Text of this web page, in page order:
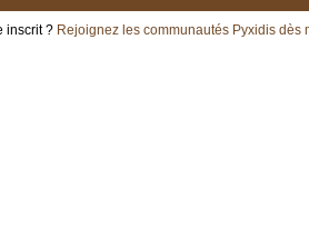
inscrit ? Rejoignez les communautés Pyxidis dès